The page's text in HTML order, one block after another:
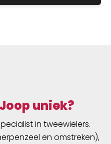
uniek?
in tweewielers.
en omstreken),